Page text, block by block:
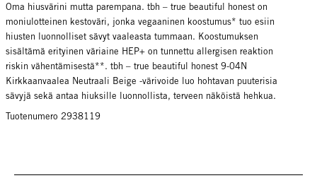
Oma hiusvärini mutta parempana. tbh – true beautiful honest on
moniulotteinen kestoväri, jonka vegaaninen koostumus* tuo esiin
hiusten luonnolliset sävyt vaaleasta tummaan. Koostumuksen
sisältämä erityinen väriaine HEP+ on tunnettu allergisen reaktion
riskin vähentämisestä**. tbh – true beautiful honest 9-04N
Kirkkaanvaalea Neutraali Beige -värivoide luo hohtavan puuterisia
sävyjä sekä antaa hiuksille luonnollista, terveen näköistä hehkua.
Tuotenumero 2938119